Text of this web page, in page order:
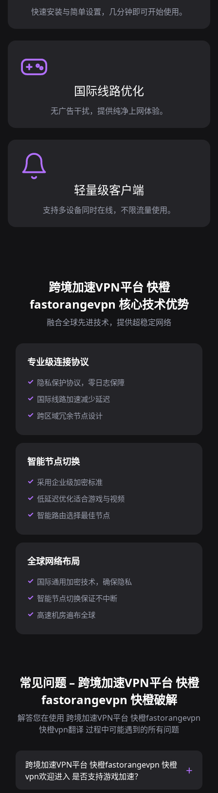
快速安装与简单设置，几分钟即可开始使用。
国际线路优化
无广告干扰，提供纯净上网体验。
轻量级客户端
支持多设备同时在线，不限流量使用。
跨境加速VPN平台 快橙
fastorangevpn 核心技术优势
融合全球先进技术，提供超稳定网络
专业级连接协议
隐私保护协议，零日志保障
国际线路加速减少延迟
跨区域冗余节点设计
智能节点切换
采用企业级加密标准
低延迟优化适合游戏与视频
智能路由选择最佳节点
全球网络布局
国际通用加密技术，确保隐私
智能节点切换保证不中断
高速机房遍布全球
常见问题 – 跨境加速VPN平台 快橙
fastorangevpn 快橙破解
解答您在使用 跨境加速VPN平台 快橙fastorangevpn
快橙vpn翻译 过程中可能遇到的所有问题
跨境加速VPN平台 快橙fastorangevpn 快橙
vpn欢迎进入 是否支持游戏加速？